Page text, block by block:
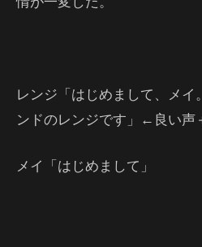
レンジ「はじめまして、メ
ンドのレンジです」←良い声
メイ「はじめまして」